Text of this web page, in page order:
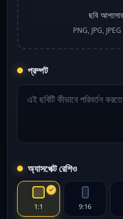
ছবি
PNG, JPG, JPEG
প্রম্পট
অ্যাসপেক্ট রেশিও
1:1 9:16